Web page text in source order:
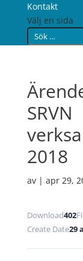
Kontakt
Välj en sida
SRVN
2018
av | apr 29,
Download402
Create Date29